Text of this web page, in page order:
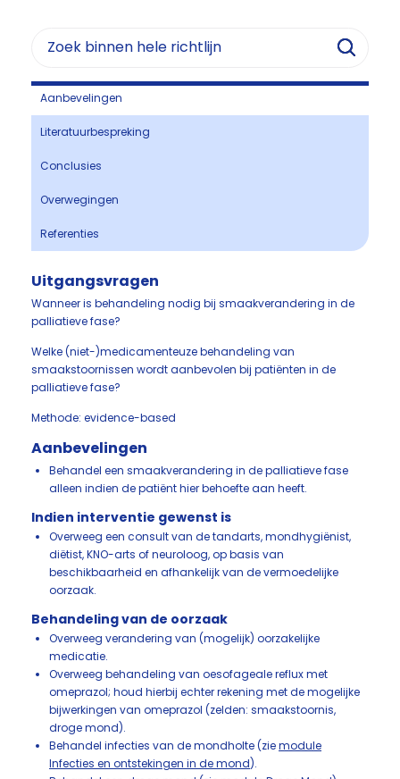
Aanbevelingen
Literatuurbespreking
Conclusies
Overwegingen
Referenties
Uitgangsvragen
Wanneer is behandeling nodig bij smaakverandering in de
palliatieve fase?
Welke (niet-)medicamenteuze behandeling van
smaakstoornissen wordt aanbevolen bij patiënten in de
palliatieve fase?
Methode: evidence-based
Aanbevelingen
Behandel een smaakverandering in de palliatieve fase
alleen indien de patiënt hier behoefte aan heeft.
Indien interventie gewenst is
Overweeg een consult van de tandarts, mondhygiënist,
diëtist, KNO-arts of neuroloog, op basis van
beschikbaarheid en afhankelijk van de vermoedelijke
oorzaak.
Behandeling van de oorzaak
Overweeg verandering van (mogelijk) oorzakelijke
medicatie.
Overweeg behandeling van oesofageale reflux met
omeprazol; houd hierbij echter rekening met de mogelijke
bijwerkingen van omeprazol (zelden: smaakstoornis,
droge mond).
Behandel infecties van de mondholte (ziemodule
Infecties en ontstekingen in de mond).